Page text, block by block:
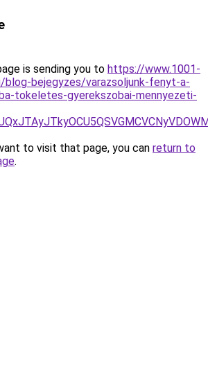
is sending you to https://www.1001-
blog-bejegyzes/varazsoljunk-fenyt-a-
tokeletes-gyerekszobai-mennyezeti-
to visit that page, you can return to
.